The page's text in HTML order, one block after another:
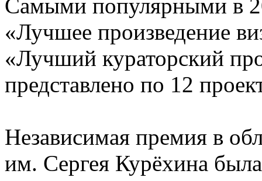
Самыми популярными в
«Лучшее произведение
«Лучший кураторский
представлено по 12
Независимая премия в
им. Сергея Курёхина